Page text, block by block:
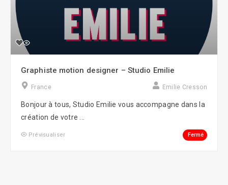
Graphiste motion designer – Studio Emilie
France Emilie Cresson
Bonjour à tous, Studio Emilie vous accompagne dans la
création de votre ...
Prévisualiser Fermé